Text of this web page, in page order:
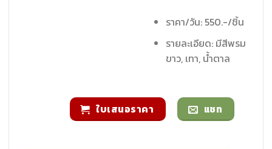
ราคา/วัน: 550.-/ชิ้น
รายละเอียด: มีสีพรม
ขาว, เทา, น้ำตาล
ใบเสนอราคา แชท